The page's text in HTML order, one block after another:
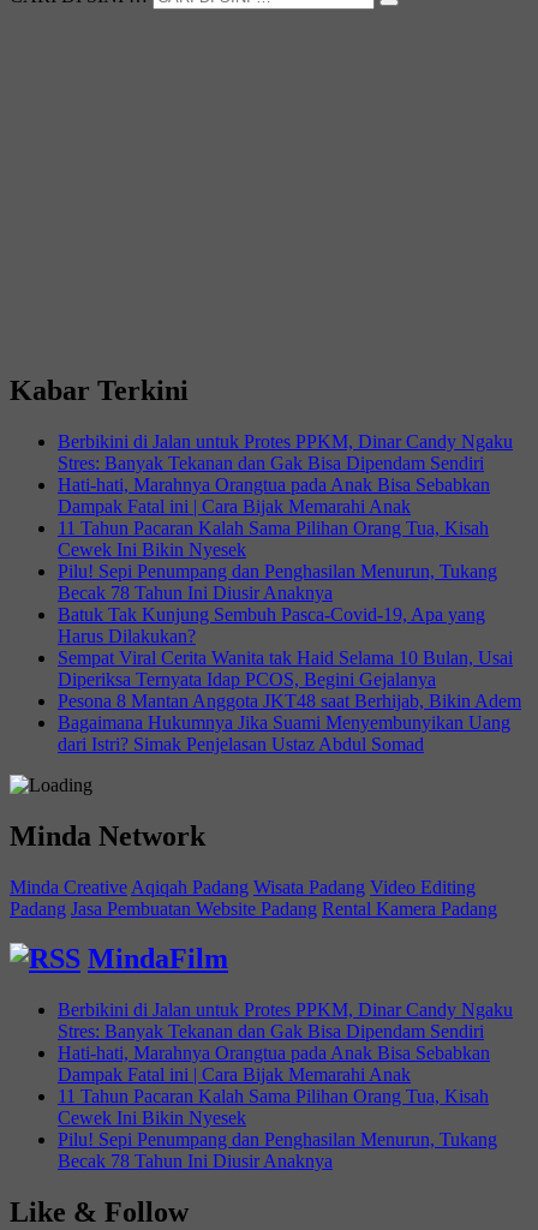
Kabar Terkini
Berbikini di Jalan untuk Protes PPKM, Dinar Candy Ngaku
Stres: Banyak Tekanan dan Gak Bisa Dipendam Sendiri
Hati-hati, Marahnya Orangtua pada Anak Bisa Sebabkan
Dampak Fatal ini | Cara Bijak Memarahi Anak
11 Tahun Pacaran Kalah Sama Pilihan Orang Tua, Kisah
Cewek Ini Bikin Nyesek
Pilu! Sepi Penumpang dan Penghasilan Menurun, Tukang
Becak 78 Tahun Ini Diusir Anaknya
Batuk Tak Kunjung Sembuh Pasca-Covid-19, Apa yang
Harus Dilakukan?
Sempat Viral Cerita Wanita tak Haid Selama 10 Bulan, Usai
Diperiksa Ternyata Idap PCOS, Begini Gejalanya
Pesona 8 Mantan Anggota JKT48 saat Berhijab, Bikin Adem
Bagaimana Hukumnya Jika Suami Menyembunyikan Uang
dari Istri? Simak Penjelasan Ustaz Abdul Somad
Minda Network
Minda Creative Aqiqah Padang Wisata Padang Video Editing
Padang Jasa Pembuatan Website Padang Rental Kamera Padang
MindaFilm
Berbikini di Jalan untuk Protes PPKM, Dinar Candy Ngaku
Stres: Banyak Tekanan dan Gak Bisa Dipendam Sendiri
Hati-hati, Marahnya Orangtua pada Anak Bisa Sebabkan
Dampak Fatal ini | Cara Bijak Memarahi Anak
11 Tahun Pacaran Kalah Sama Pilihan Orang Tua, Kisah
Cewek Ini Bikin Nyesek
Pilu! Sepi Penumpang dan Penghasilan Menurun, Tukang
Becak 78 Tahun Ini Diusir Anaknya
Like & Follow